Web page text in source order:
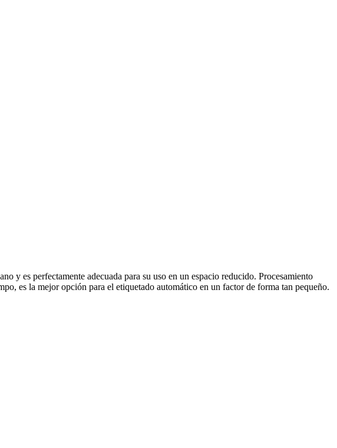
y es perfectamente adecuada para su uso en un espacio reducido. Procesamiento
es la mejor opción para el etiquetado automático en un factor de forma tan pequeño.